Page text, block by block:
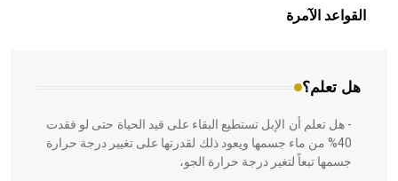
القواعد الآمرة
هل تعلم؟
بالعمارة الإسلامية في بلاد الشام ومصر خاصة، حيث يحرص
المعمار على بناء مداميكه وخاصة في الواجهات
- هل تعلم أن الإبل تستطيع البقاء على قيد الحياة حتى لو فقدت
40% من ماء جسمها ويعود ذلك لقدرتها على تغيير درجة حرارة
جسمها تبعاً لتغير درجة حرارة الجو،